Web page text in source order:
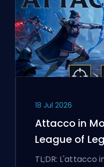
18 Jul 2026
Attacco in
League of
Impostazioni
TL;DR: L'attacco